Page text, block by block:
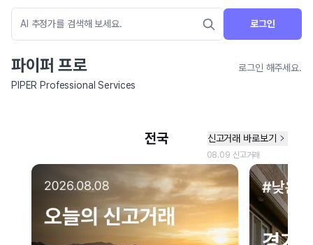
로그인
파이퍼 프로
로그인 해주세요.
PIPER Professional Services